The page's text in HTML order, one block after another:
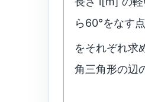
ら60°をなす
をそれぞれ求
角三角形の辺